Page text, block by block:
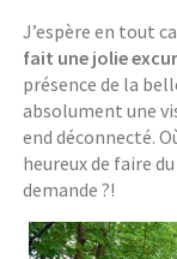
J’espère en tout
fait une jolie
présence de la
absolument une
end déconnecté.
heureux de faire
demande ?!